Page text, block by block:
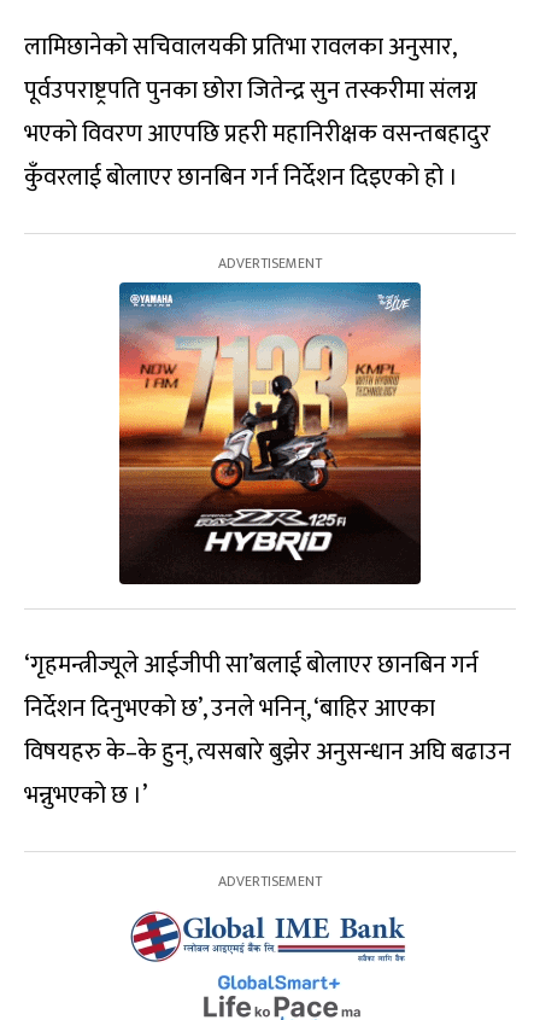
लामिछानेको सचिवालयकी प्रतिभा रावलका अनुसार,
पूर्वउपराष्ट्रपति पुनका छोरा जितेन्द्र सुन तस्करीमा संलग्न
भएको विवरण आएपछि प्रहरी महानिरीक्षक वसन्तबहादुर
कुँवरलाई बोलाएर छानबिन गर्न निर्देशन दिइएको हो ।
‘गृहमन्त्रीज्यूले आईजीपी सा’बलाई बोलाएर छानबिन गर्न
निर्देशन दिनुभएको छ’, उनले भनिन्, ‘बाहिर आएका
विषयहरु के–के हुन्, त्यसबारे बुझेर अनुसन्धान अघि बढाउन
भन्नुभएको छ ।’